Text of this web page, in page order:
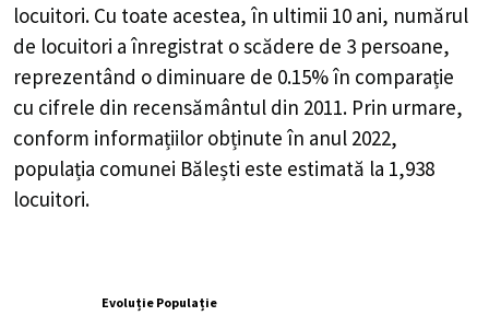
locuitori. Cu toate acestea, în ultimii 10 ani, numărul
de locuitori a înregistrat oscădere de 3 persoane,
reprezentând o diminuare de 0.15%în comparație
cu cifrele din recensământul din 2011. Prin urmare,
conform informațiilor obținute în anul 2022,
populația comunei Bălești este estimată la 1,938
locuitori.
Evoluție Populație